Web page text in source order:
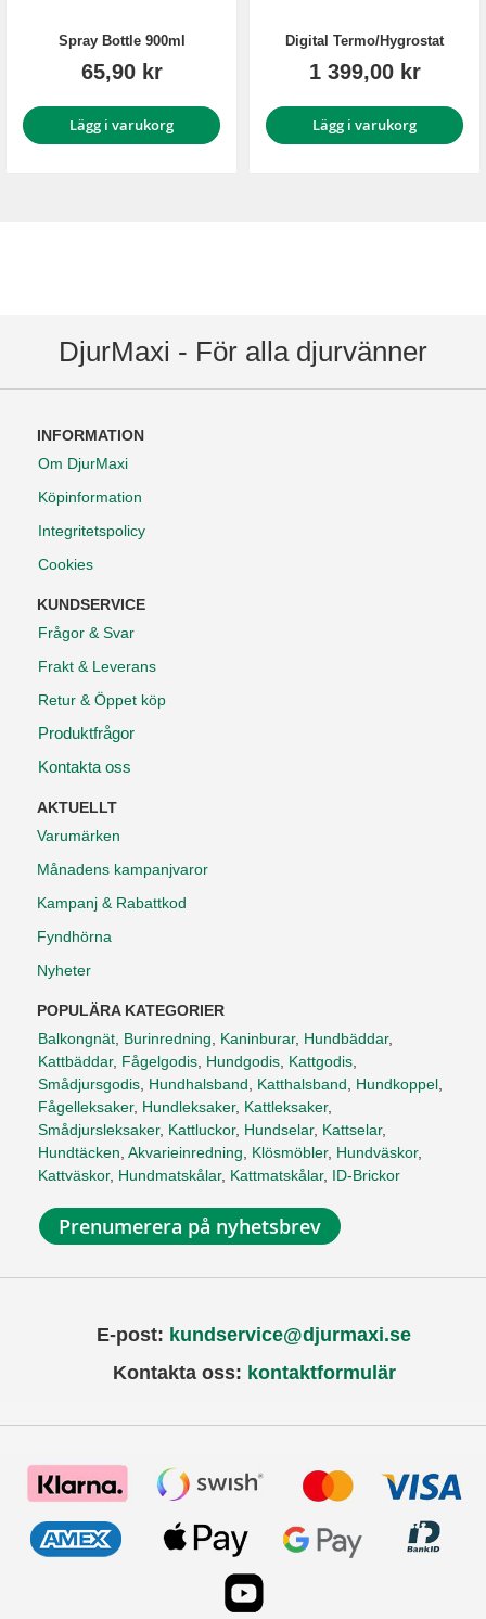
Spray Bottle 900ml
65,90 kr
Lägg i varukorg
Digital Termo/Hygrostat
1 399,00 kr
Lägg i varukorg
DjurMaxi - För alla djurvänner
INFORMATION
Om DjurMaxi
Köpinformation
Integritetspolicy
Cookies
KUNDSERVICE
Frågor & Svar
Frakt & Leverans
Retur & Öppet köp
Produktfrågor
Kontakta oss
AKTUELLT
Varumärken
Månadens kampanjvaror
Kampanj & Rabattkod
Fyndhörna
Nyheter
POPULÄRA KATEGORIER
Balkongnät, Burinredning, Kaninburar, Hundbäddar,
Kattbäddar, Fågelgodis, Hundgodis, Kattgodis,
Smådjursgodis, Hundhalsband, Katthalsband, Hundkoppel,
Fågelleksaker, Hundleksaker, Kattleksaker,
Smådjursleksaker, Kattluckor, Hundselar, Kattselar,
Hundtäcken, Akvarieinredning, Klösmöbler, Hundväskor,
Kattväskor, Hundmatskålar, Kattmatskålar, ID-Brickor
Prenumerera på nyhetsbrev
E-post: kundservice@djurmaxi.se
Kontakta oss: kontaktformulär